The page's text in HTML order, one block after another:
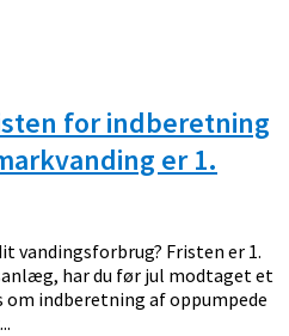
for indberetning
er 1.
vandingsforbrug? Fristen er 1.
har du før jul modtaget et
om indberetning af oppumpede